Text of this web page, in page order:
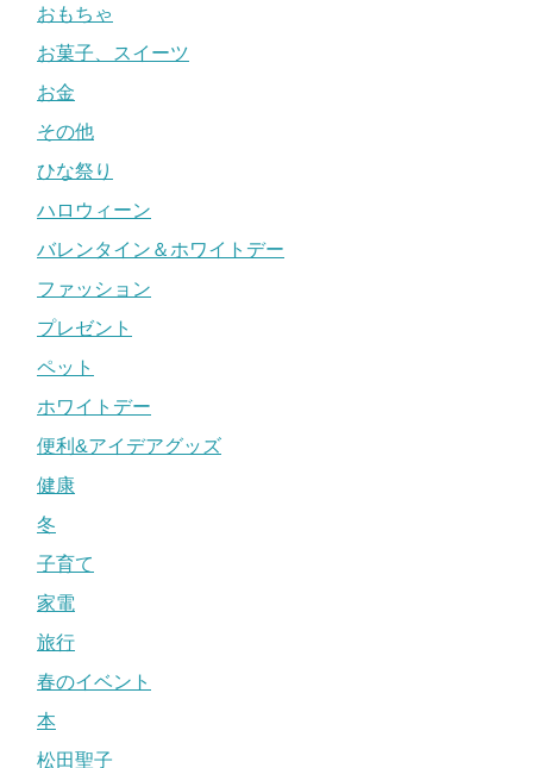
おもちゃ
お菓子、スイーツ
お金
その他
ひな祭り
ハロウィーン
バレンタイン＆ホワイトデー
ファッション
プレゼント
ペット
ホワイトデー
便利&アイデアグッズ
健康
冬
子育て
家電
旅行
春のイベント
本
松田聖子